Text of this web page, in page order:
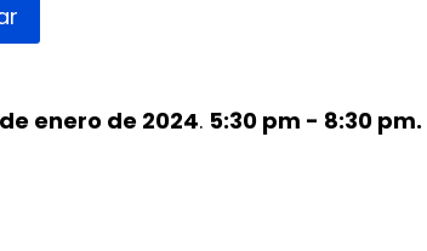
enero de 2024. 5:30 pm - 8:30 pm.